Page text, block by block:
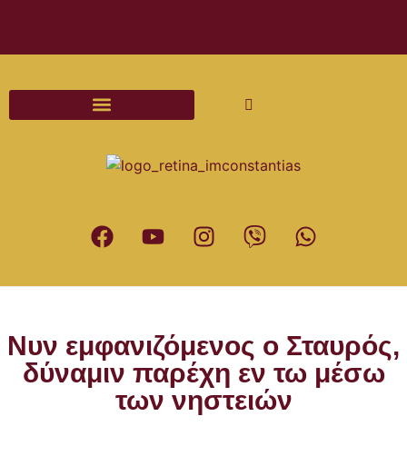
Νυν εμφανιζόμενος ο Σταυρός,
δύναμιν παρέχη εν τω μέσω
των νηστειών